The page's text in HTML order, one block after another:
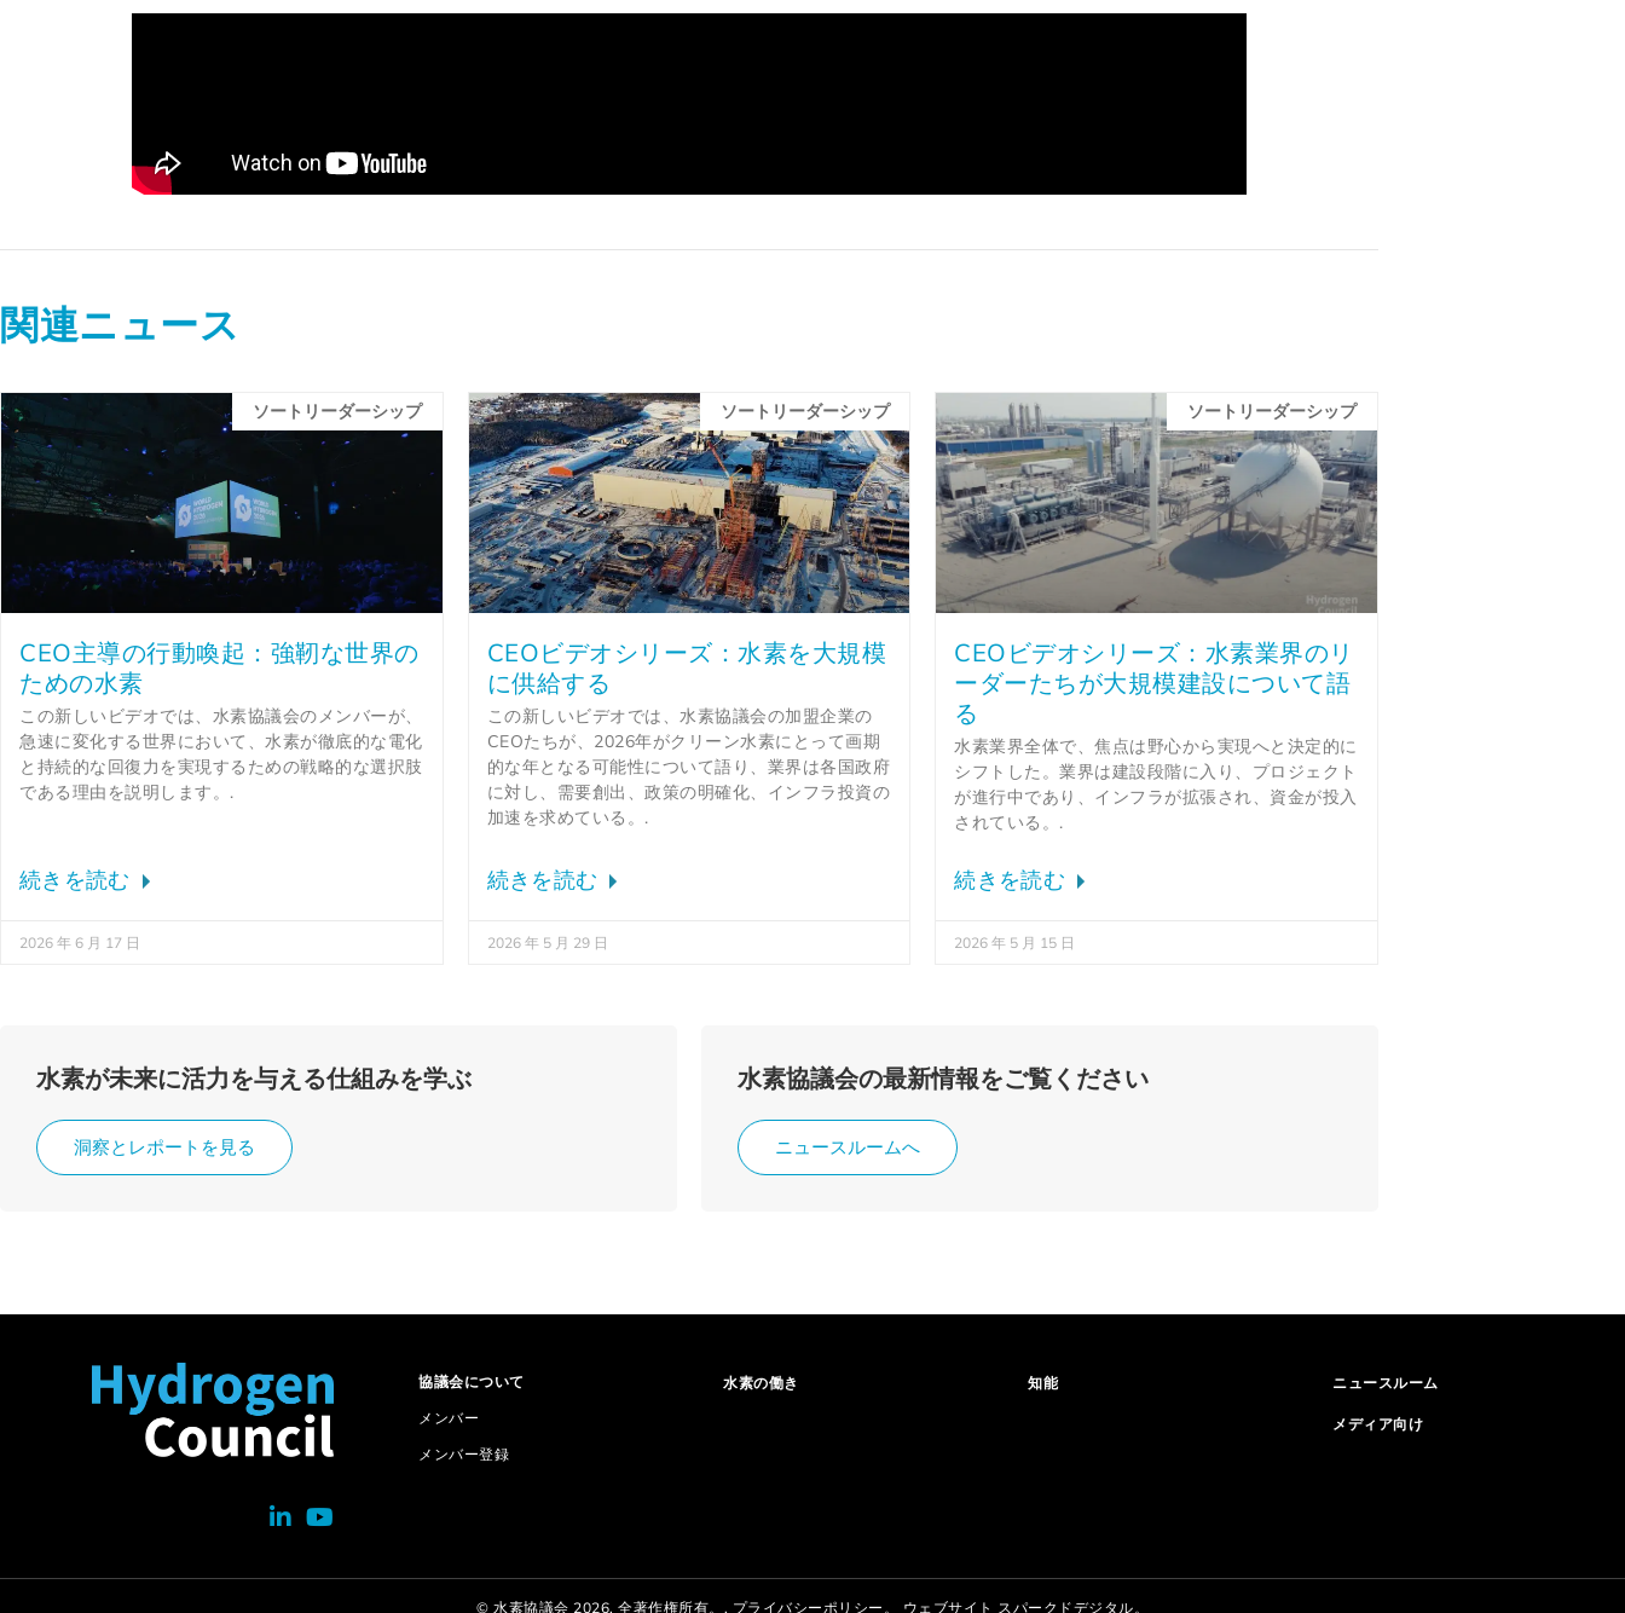
関連ニュース
ソートリーダーシップ
CEO主導の行動喚起：強靭な世界の
ための水素
この新しいビデオでは、水素協議会のメンバーが、
急速に変化する世界において、水素が徹底的な電化
と持続的な回復力を実現するための戦略的な選択肢
である理由を説明します。.
続きを読む
2026 年 6 月 17 日
ソートリーダーシップ
CEOビデオシリーズ：水素を大規模
に供給する
この新しいビデオでは、水素協議会の加盟企業の
CEOたちが、2026年がクリーン水素にとって画期
的な年となる可能性について語り、業界は各国政府
に対し、需要創出、政策の明確化、インフラ投資の
加速を求めている。.
続きを読む
2026 年 5 月 29 日
ソートリーダーシップ
CEOビデオシリーズ：水素業界のリ
ーダーたちが大規模建設について語
る
水素業界全体で、焦点は野心から実現へと決定的に
シフトした。業界は建設段階に入り、プロジェクト
が進行中であり、インフラが拡張され、資金が投入
されている。.
続きを読む
2026 年 5 月 15 日
水素が未来に活力を与える仕組みを学ぶ
洞察とレポートを見る
水素協議会の最新情報をご覧ください
ニュースルームへ
協議会について
メンバー
メンバー登録
水素の働き 知能 ニュースルーム
メディア向け
© 水素協議会 2026. 全著作権所有。. プライバシーポリシー。 ウェブサイト スパークドデジタル。